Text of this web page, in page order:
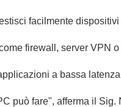
facilmente
firewall, server VPN
a bassa
può fare", afferma il